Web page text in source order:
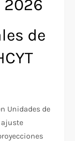
2026
de
Unidades de
ajuste